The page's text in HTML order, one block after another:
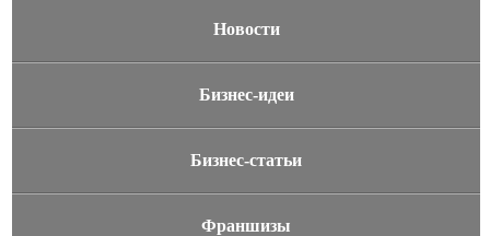
Новости
Бизнес-идеи
Бизнес-статьи
Франшизы